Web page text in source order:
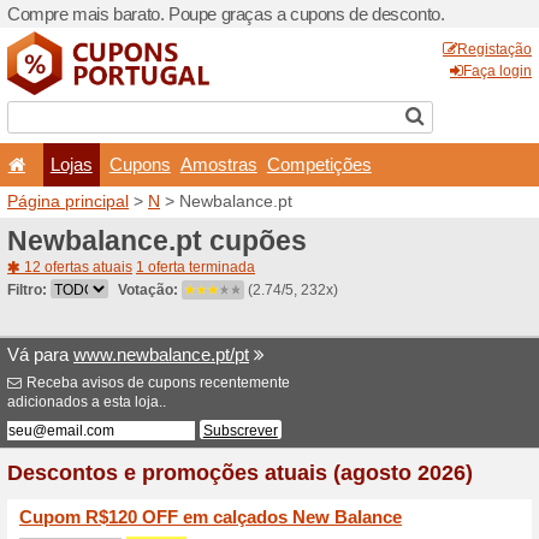
Compre mais barato.
Lojas Cupons
Página principal>N>